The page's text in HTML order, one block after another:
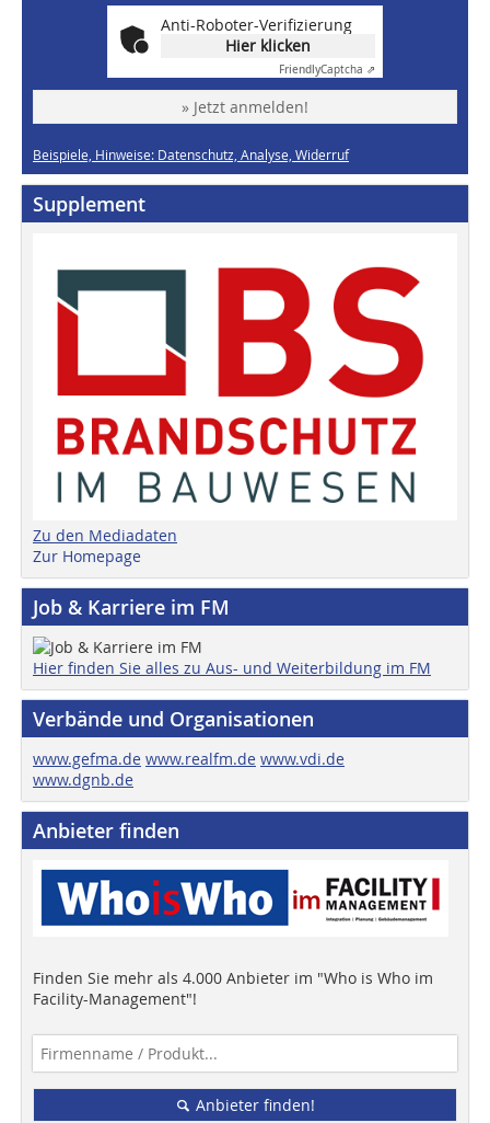
Anti-Roboter-Verifizierung
Hier klicken
FriendlyCaptcha ⇗
» Jetzt anmelden!
Beispiele, Hinweise: Datenschutz, Analyse, Widerruf
Supplement
Zu den Mediadaten
Zur Homepage
Job & Karriere im FM
Hier finden Sie alles zu Aus- und Weiterbildung im FM
Verbände und Organisationen
www.gefma.de www.realfm.de www.vdi.de
www.dgnb.de
Anbieter finden
Finden Sie mehr als 4.000 Anbieter im "Who is Who im
Facility-Management"!
Anbieter finden!